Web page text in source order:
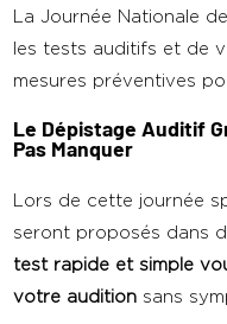
La Journée Nationale
les tests auditifs et de
mesures préventives
Le Dépistage Auditif
Pas Manquer
Lors de cette journée
seront proposés dans
test rapide et simple
votre audition sans